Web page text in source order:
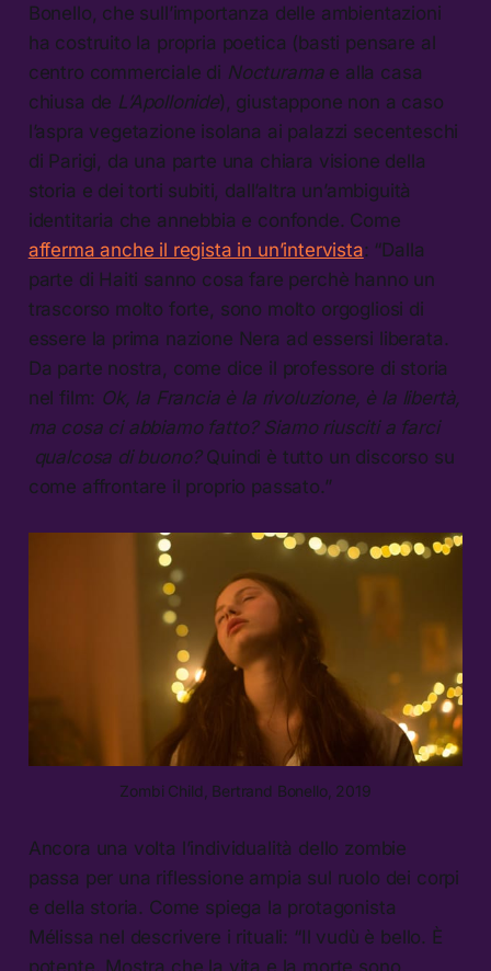
Bonello, che sull’importanza delle ambientazioni
ha costruito la propria poetica (basti pensare al
centro commerciale di Nocturama e alla casa
chiusa de L’Apollonide), giustappone non a caso
l’aspra vegetazione isolana ai palazzi secenteschi
di Parigi, da una parte una chiara visione della
storia e dei torti subiti, dall’altra un’ambiguità
identitaria che annebbia e confonde. Come
afferma anche il regista in un’intervista: “Dalla
parte di Haiti sanno cosa fare perchè hanno un
trascorso molto forte, sono molto orgogliosi di
essere la prima nazione Nera ad essersi liberata.
Da parte nostra, come dice il professore di storia
nel film: Ok, la Francia è la rivoluzione, è la libertà,
ma cosa ci abbiamo fatto? Siamo riusciti a farci
qualcosa di buono? Quindi è tutto un discorso su
come affrontare il proprio passato.”
Zombi Child, Bertrand Bonello, 2019
Ancora una volta l’individualità dello zombie
passa per una riflessione ampia sul ruolo dei corpi
e della storia. Come spiega la protagonista
Mélissa nel descrivere i rituali: “Il vudù è bello. È